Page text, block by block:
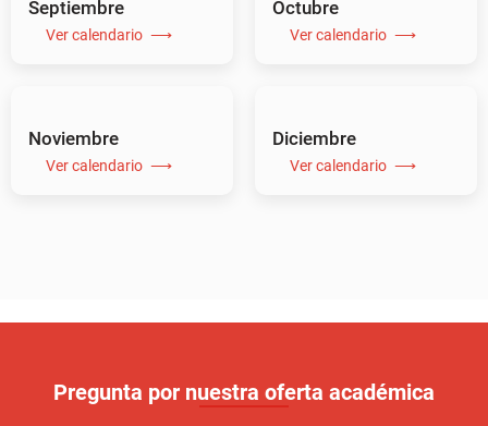
Septiembre
Ver calendario
Octubre
Ver calendario
Noviembre
Ver calendario
Diciembre
Ver calendario
Pregunta por nuestra oferta académica